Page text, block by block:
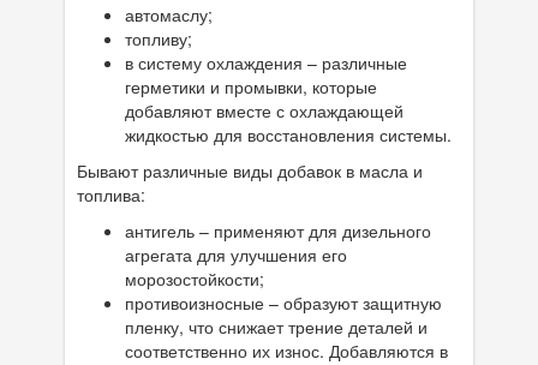
автомаслу;
топливу;
в систему охлаждения – различные
герметики и промывки, которые
добавляют вместе с охлаждающей
жидкостью для восстановления системы.
Бывают различные виды добавок в масла и
топлива:
антигель – применяют для дизельного
агрегата для улучшения его
морозостойкости;
противоизносные – образуют защитную
пленку, что снижает трение деталей и
соответственно их износ. Добавляются в